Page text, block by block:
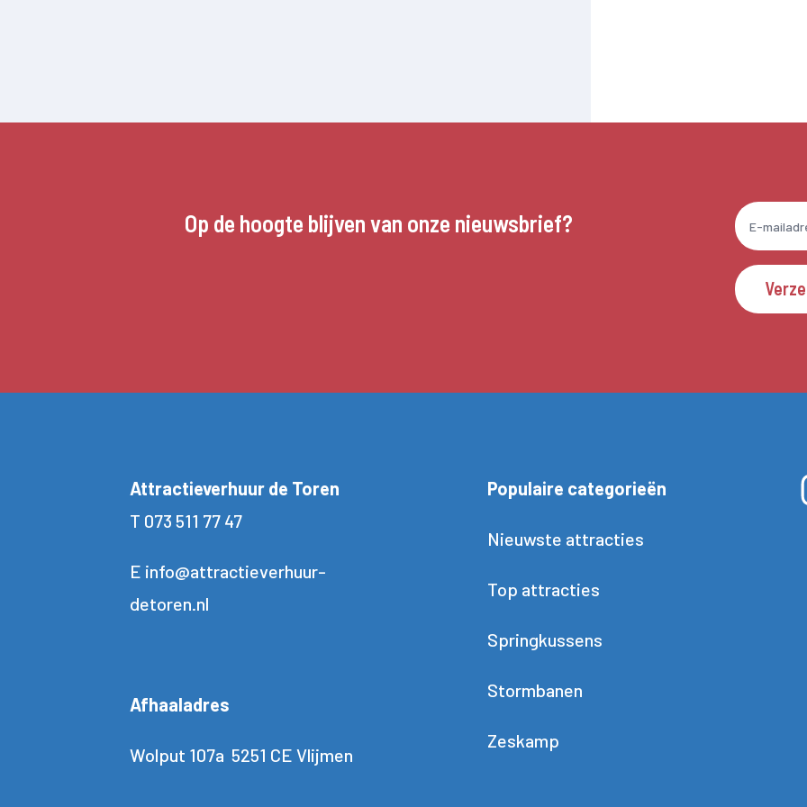
Op de hoogte blijven van onze nieuwsbrief?
Attractieverhuur de Toren
T 073 511 77 47
E info@attractieverhuur-
detoren.nl
Afhaaladres
Wolput 107a 5251 CE Vlijmen
Populaire categorieën
Nieuwste attracties
Top attracties
Springkussens
Stormbanen
Zeskamp